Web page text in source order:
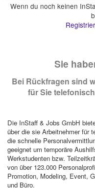
Wenn du noch keinen
Sie
Bei Rückfragen sind
für Sie
Die InStaff & Jobs GmbH
über die sie Arbeitnehmer für
die schnelle
geeignet um temporäre
Werkstudenten bzw.
von über 123.000
Promotion, Modeling, Event,
und Büro.